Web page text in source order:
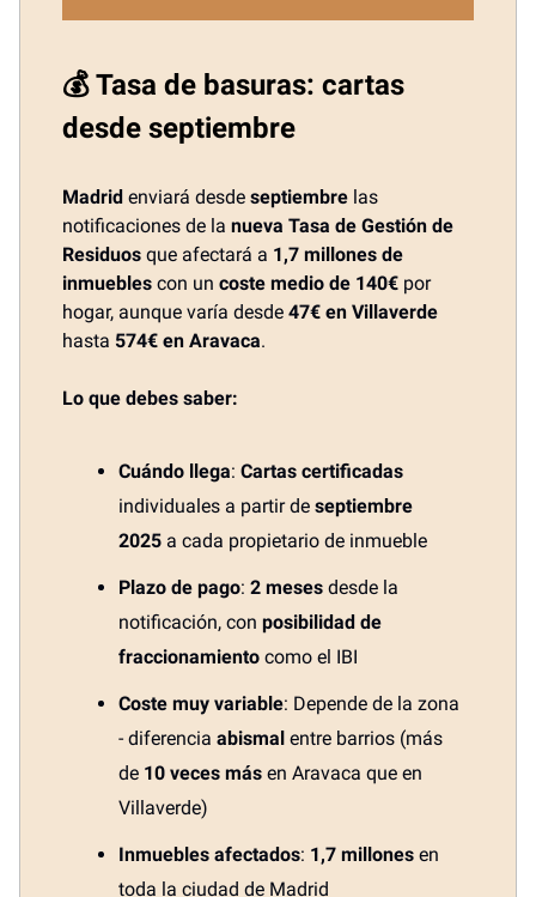
💰 Tasa de basuras: cartas
desde septiembre
Madrid enviará desde septiembre las
notificaciones de la nueva Tasa de Gestión de
Residuos que afectará a 1,7 millones de
inmuebles con un coste medio de 140€ por
hogar, aunque varía desde 47€ en Villaverde
hasta 574€ en Aravaca.
Lo que debes saber:
Cuándo llega: Cartas certificadas
individuales a partir de septiembre
2025 a cada propietario de inmueble
Plazo de pago: 2 meses desde la
notificación, con posibilidad de
fraccionamiento como el IBI
Coste muy variable: Depende de la zona
- diferencia abismal entre barrios (más
de 10 veces más en Aravaca que en
Villaverde)
Inmuebles afectados: 1,7 millones en
toda la ciudad de Madrid